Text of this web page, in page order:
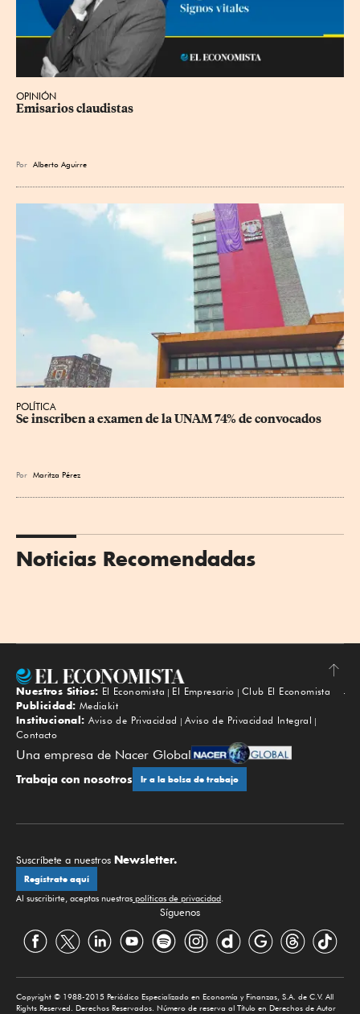
OPINIÓN
Emisarios claudistas
Por Alberto Aguirre
POLÍTICA
Se inscriben a examen de la UNAM 74% de convocados
Por Maritza Pérez
Noticias Recomendadas
Subir
Nuestros Sitios: El Economista El Empresario
Club El Economista
Publicidad: Mediakit
Institucional: Aviso de Privacidad
Aviso de Privacidad Integral
Contacto
Una empresa de Nacer Global
Trabaja con nosotros Ir a la bolsa de trabajo
Suscríbete a nuestros Newsletter.
Regístrate aquí
Al suscribirte, aceptas nuestras políticas de privacidad.
Síguenos
Copyright © 1988-2015 Periódico Especializado en Economía y Finanzas, S.A. de C.V. All
Rights Reserved. Derechos Reservados. Número de reserva al Título en Derechos de Autor